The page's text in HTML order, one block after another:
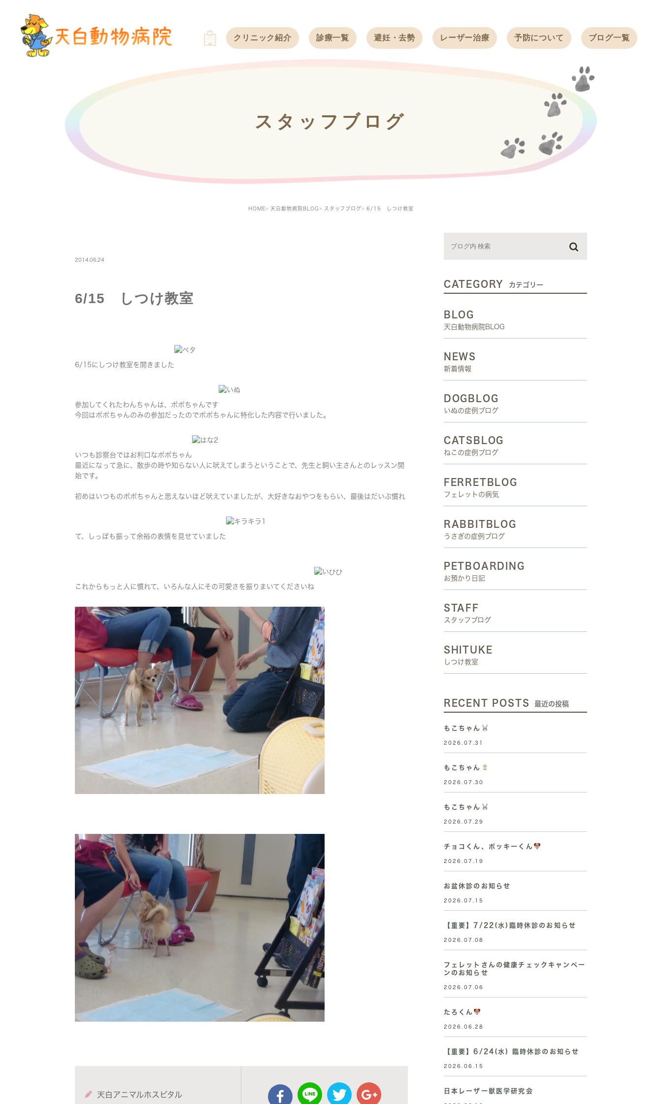
クリニック紹介
治療方針
診療一覧
フェレット
避妊・去勢 レーザー治療 予防について
感染症予防
フィラリア
ワクチン
ブログ一覧
天白動物病院
BLOG
天白動物病院
NEWS
ワンちゃんの症
例ブログ
ネコちゃんの症
スタッフブログ
HOME 天白動物病院BLOG スタッフブログ 6/15 しつけ教室
2014.06.24
6/15 しつけ教室
6/15にしつけ教室を開きました
参加してくれたわんちゃんは、ポポちゃんです
今回はポポちゃんのみの参加だったのでポポちゃんに特化した内容で行いました。
いつも診察台ではお利口なポポちゃん
最近になって急に、散歩の時や知らない人に吠えてしまうということで、先生と飼い主さんとのレッスン開
始です。
初めはいつものポポちゃんと思えないほど吠えていましたが、大好きなおやつをもらい、最後はだいぶ慣れ
て、しっぽも振って余裕の表情を見せていました
これからもっと人に慣れて、いろんな人にその可愛さを振りまいてくださいね
天白アニマルホスピタル
CATEGORY カテゴリー
BLOG
天白動物病院BLOG
NEWS
新着情報
DOGBLOG
いぬの症例ブログ
CATSBLOG
ねこの症例ブログ
FERRETBLOG
フェレットの病気
RABBITBLOG
うさぎの症例ブログ
PETBOARDING
お預かり日記
STAFF
スタッフブログ
SHITUKE
しつけ教室
RECENT POSTS 最近の投稿
もこちゃん
2026.07.31
もこちゃん
2026.07.30
もこちゃん
2026.07.29
チョコくん、ポッキーくん
2026.07.19
お盆休診のお知らせ
2026.07.15
【重要】7/22(水)臨時休診のお知らせ
2026.07.08
フェレットさんの健康チェックキャンペー
ンのお知らせ
2026.07.06
たろくん
2026.06.28
【重要】6/24(水) 臨時休診のお知らせ
2026.06.15
日本レーザー獣医学研究会